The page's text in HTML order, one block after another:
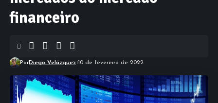
financeiro
PorDiego Velázquez 10 de fevereiro de 2022